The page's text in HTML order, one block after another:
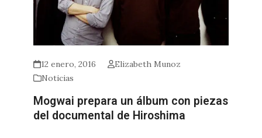
12 enero, 2016
Elizabeth Munoz
Noticias
Mogwai prepara un álbum con piezas
del documental de Hiroshima